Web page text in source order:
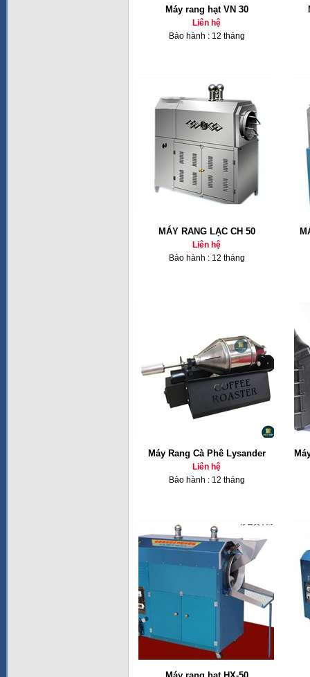
Máy rang hạt VN 30
Liên hệ
Bảo hành : 12 tháng
MÁY RANG LẠC CH 50
Liên hệ
Bảo hành : 12 tháng
Máy Rang Cà Phê Lysander
Liên hệ
Bảo hành : 12 tháng